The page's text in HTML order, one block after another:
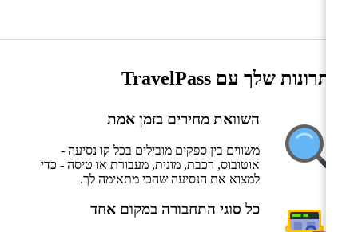
היתרונות שלך עם TravelPass
השוואת מחירים בזמן אמת
משווים בין ספקים מובילים בכל קו נסיעה -
אוטובוס, רכבת, מונית, מעבורת או טיסה - כדי
למצוא את הנסיעה שהכי מתאימה לך.
כל סוגי התחבורה במקום אחד